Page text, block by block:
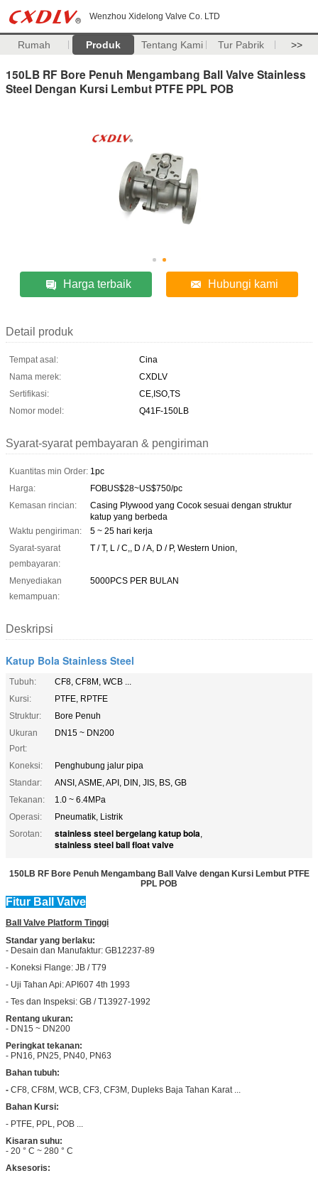
Wenzhou Xidelong Valve Co. LTD
Rumah Produk Tentang Kami Tur Pabrik >>
150LB RF Bore Penuh Mengambang Ball Valve Stainless
Steel Dengan Kursi Lembut PTFE PPL POB
Harga terbaik Hubungi kami
Detail produk
Tempat asal:
Cina
Nama merek:
CXDLV
Sertifikasi:
CE,ISO,TS
Nomor model:
Q41F-150LB
Syarat-syarat pembayaran & pengiriman
Kuantitas min Order: 1pc
Harga:
FOBUS$28~US$750/pc
Kemasan rincian:
Casing Plywood yang Cocok sesuai dengan struktur
katup yang berbeda
Waktu pengiriman:
5 ~ 25 hari kerja
Syarat-syarat
pembayaran:
T / T, L / C,, D / A, D / P, Western Union,
Menyediakan
kemampuan:
5000PCS PER BULAN
Deskripsi
Katup Bola Stainless Steel
Tubuh:
CF8, CF8M, WCB ...
Kursi:
PTFE, RPTFE
Struktur:
Bore Penuh
Ukuran
Port:
DN15 ~ DN200
Koneksi:
Penghubung jalur pipa
Standar:
ANSI, ASME, API, DIN, JIS, BS, GB
Tekanan:
1.0 ~ 6.4MPa
Operasi:
Pneumatik, Listrik
Sorotan:
stainless steel bergelang katup bola,
stainless steel ball float valve
150LB RF Bore Penuh Mengambang Ball Valve dengan Kursi Lembut PTFE
PPL POB
Fitur Ball Valve
Ball Valve Platform Tinggi
Standar yang berlaku:
- Desain dan Manufaktur: GB12237-89
- Koneksi Flange: JB / T79
- Uji Tahan Api: API607 4th 1993
- Tes dan Inspeksi: GB / T13927-1992
Rentang ukuran:
- DN15 ~ DN200
Peringkat tekanan:
- PN16, PN25, PN40, PN63
Bahan tubuh:
- CF8, CF8M, WCB, CF3, CF3M, Dupleks Baja Tahan Karat ...
Bahan Kursi:
- PTFE, PPL, POB ...
Kisaran suhu:
- 20 ° C ~ 280 ° C
Aksesoris: